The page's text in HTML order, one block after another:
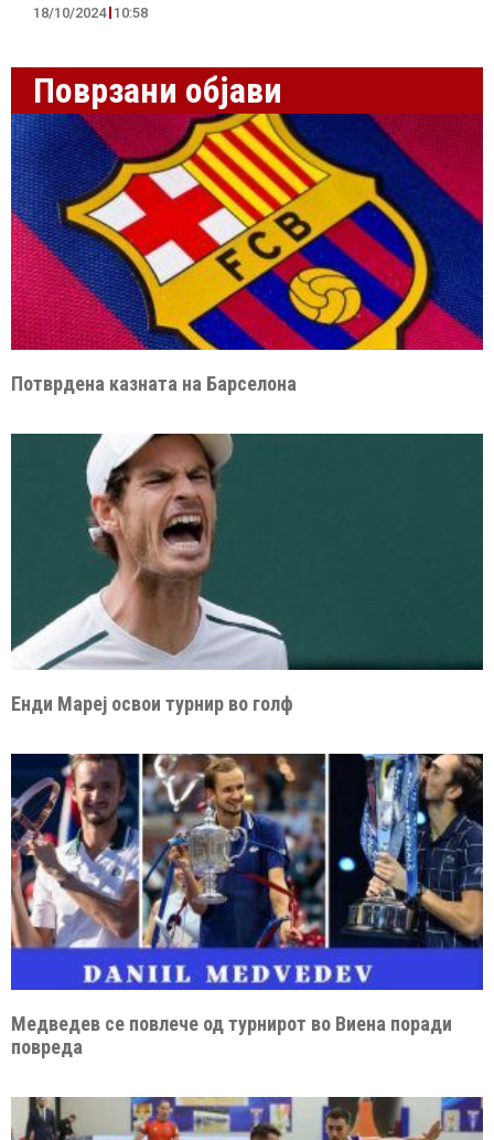
18/10/2024 10:58
Поврзани објави
Потврдена казната на Барселона
Енди Мареј освои турнир во голф
Медведев се повлече од турнирот во Виена поради
повреда